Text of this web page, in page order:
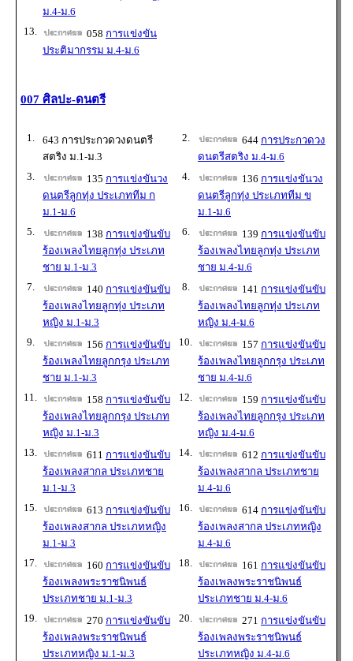
ม.4-ม.6
13. 058 การแข่งขัน
ประติมากรรม ม.4-ม.6
007 ศิลปะ-ดนตรี
1.
643 การประกวดวงดนตรี
สตริง ม.1-ม.3
2. 644 การประกวดวง
ดนตรีสตริง ม.4-ม.6
3.
135 การแข่งขันวง
ดนตรีลูกทุ่ง ประเภททีม ก
ม.1-ม.6
4. 136 การแข่งขันวง
ดนตรีลูกทุ่ง ประเภททีม ข
ม.1-ม.6
5.
138 การแข่งขันขับ
ร้องเพลงไทยลูกทุ่ง ประเภท
ชาย ม.1-ม.3
6. 139 การแข่งขันขับ
ร้องเพลงไทยลูกทุ่ง ประเภท
ชาย ม.4-ม.6
7.
140 การแข่งขันขับ
ร้องเพลงไทยลูกทุ่ง ประเภท
หญิง ม.1-ม.3
8. 141 การแข่งขันขับ
ร้องเพลงไทยลูกทุ่ง ประเภท
หญิง ม.4-ม.6
9.
156 การแข่งขันขับ
ร้องเพลงไทยลูกกรุง ประเภท
ชาย ม.1-ม.3
10. 157 การแข่งขันขับ
ร้องเพลงไทยลูกกรุง ประเภท
ชาย ม.4-ม.6
11.
158 การแข่งขันขับ
ร้องเพลงไทยลูกกรุง ประเภท
หญิง ม.1-ม.3
12. 159 การแข่งขันขับ
ร้องเพลงไทยลูกกรุง ประเภท
หญิง ม.4-ม.6
13.
611 การแข่งขันขับ
ร้องเพลงสากล ประเภทชาย
ม.1-ม.3
14. 612 การแข่งขันขับ
ร้องเพลงสากล ประเภทชาย
ม.4-ม.6
15.
613 การแข่งขันขับ
ร้องเพลงสากล ประเภทหญิง
ม.1-ม.3
16. 614 การแข่งขันขับ
ร้องเพลงสากล ประเภทหญิง
ม.4-ม.6
17.
160 การแข่งขันขับ
ร้องเพลงพระราชนิพนธ์
ประเภทชาย ม.1-ม.3
18. 161 การแข่งขันขับ
ร้องเพลงพระราชนิพนธ์
ประเภทชาย ม.4-ม.6
19.
270 การแข่งขันขับ
ร้องเพลงพระราชนิพนธ์
ประเภทหญิง ม.1-ม.3
20. 271 การแข่งขันขับ
ร้องเพลงพระราชนิพนธ์
ประเภทหญิง ม.4-ม.6